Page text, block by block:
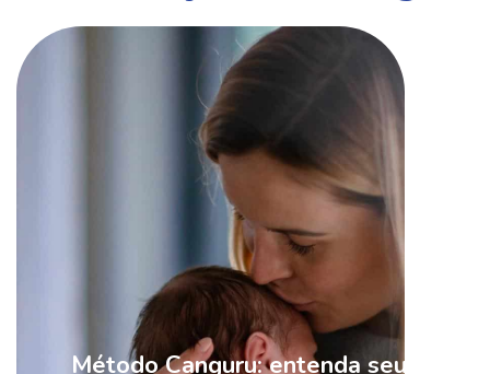
Método Canguru: entenda seus